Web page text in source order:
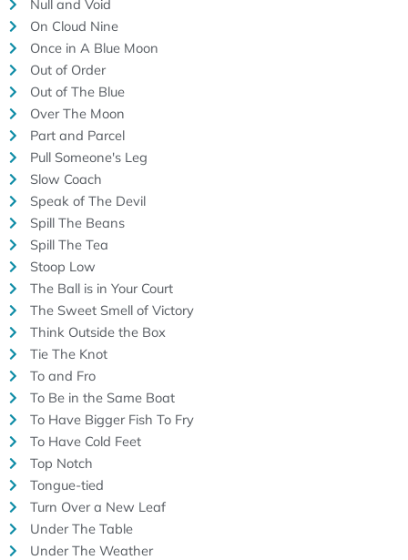
Null and Void
On Cloud Nine
Once in A Blue Moon
Out of Order
Out of The Blue
Over The Moon
Part and Parcel
Pull Someone's Leg
Slow Coach
Speak of The Devil
Spill The Beans
Spill The Tea
Stoop Low
The Ball is in Your Court
The Sweet Smell of Victory
Think Outside the Box
Tie The Knot
To and Fro
To Be in the Same Boat
To Have Bigger Fish To Fry
To Have Cold Feet
Top Notch
Tongue-tied
Turn Over a New Leaf
Under The Table
Under The Weather